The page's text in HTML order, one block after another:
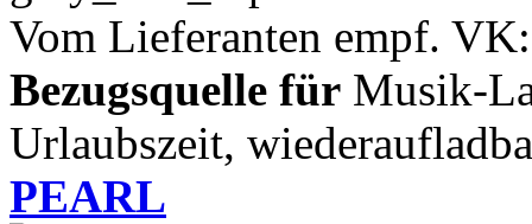
Vom Lieferanten empf.
Bezugsquelle für Musik-
Urlaubszeit,
PEARL